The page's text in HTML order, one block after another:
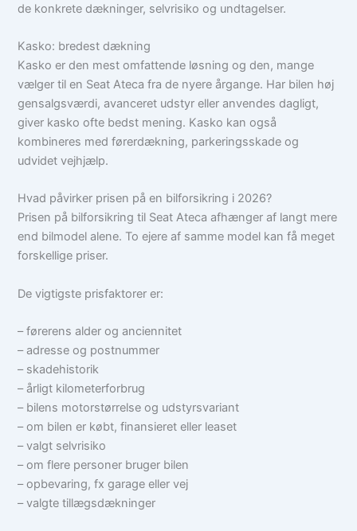
de konkrete dækninger, selvrisiko og undtagelser.
Kasko: bredest dækning
Kasko er den mest omfattende løsning og den, mange
vælger til en Seat Ateca fra de nyere årgange. Har bilen høj
gensalgsværdi, avanceret udstyr eller anvendes dagligt,
giver kasko ofte bedst mening. Kasko kan også
kombineres med førerdækning, parkeringsskade og
udvidet vejhjælp.
Hvad påvirker prisen på en bilforsikring i 2026?
Prisen på bilforsikring til Seat Ateca afhænger af langt mere
end bilmodel alene. To ejere af samme model kan få meget
forskellige priser.
De vigtigste prisfaktorer er:
– førerens alder og anciennitet
– adresse og postnummer
– skadehistorik
– årligt kilometerforbrug
– bilens motorstørrelse og udstyrsvariant
– om bilen er købt, finansieret eller leaset
– valgt selvrisiko
– om flere personer bruger bilen
– opbevaring, fx garage eller vej
– valgte tillægsdækninger